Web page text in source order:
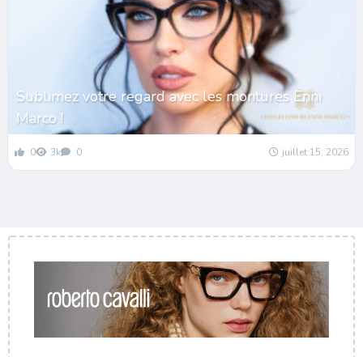
Sublimez votre regard avec les montures Enni
Marco !
0 3k 0 juillet 15, 2026